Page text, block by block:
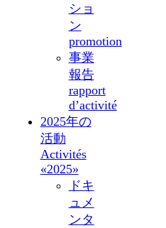
ショ
ン
promotion
事業
報告
rapport
d’activité
2025年の
活動
Activités
«2025»
ドキ
ュメ
ンタ